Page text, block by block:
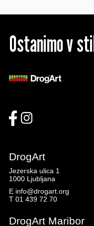
Ostanimo v
DrogArt
Jezerska ulica 1
1000 Ljubljana
E info@drogart.org
T 01 439 72 70
DrogArt Maribor